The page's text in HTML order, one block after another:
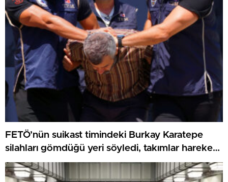
FETÖ’nün suikast timindeki Burkay Karatepe
silahları gömdüğü yeri söyledi, takımlar harekete
geçti